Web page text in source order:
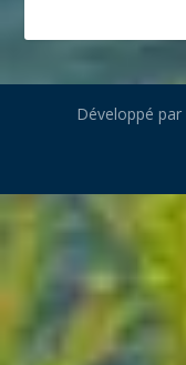
Développé par